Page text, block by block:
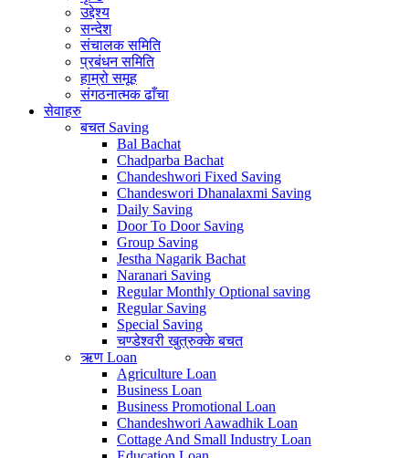
उद्देश्य
सन्देश
संचालक समिति
प्रबंधन समिति
हाम्रो समूह
संगठनात्मक ढाँचा
सेवाहरु
बचत Saving
Bal Bachat
Chadparba Bachat
Chandeshwori Fixed Saving
Chandeswori Dhanalaxmi Saving
Daily Saving
Door To Door Saving
Group Saving
Jestha Nagarik Bachat
Naranari Saving
Regular Monthly Optional saving
Regular Saving
Special Saving
चण्डेश्वरी खुत्रुक्के बचत
ऋण Loan
Agriculture Loan
Business Loan
Business Promotional Loan
Chandeshwori Aawadhik Loan
Cottage And Small Industry Loan